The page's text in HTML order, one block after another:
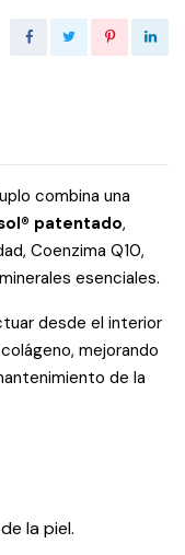
combina una
patentado,
Coenzima Q10,
esenciales.
desde el interior
mejorando
de la
la piel.